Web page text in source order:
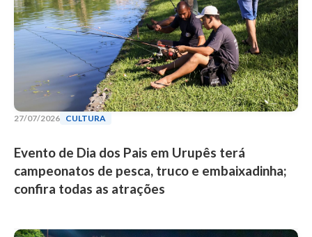
27/07/2026 CULTURA
Evento de Dia dos Pais em Urupês terá
campeonatos de pesca, truco e embaixadinha;
confira todas as atrações